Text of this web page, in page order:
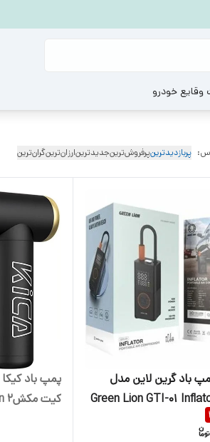
وقایع خودرو
پربازدیدترینپرفروش‌ترینجدیدترینارزان‌ترینگران‌ترین
باد گرین لاین مدل
Green Lion GTI-01
Portable Air
کیت مکشKiCA Jet Fan 2